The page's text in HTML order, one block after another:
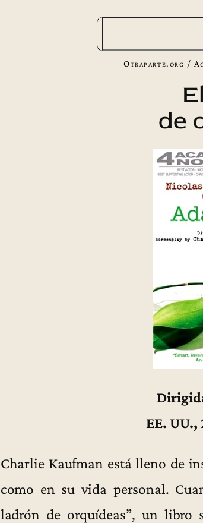
Otraparte.org /
de
EE. UU.,
Charlie Kaufman está lleno de
como en su vida personal.
ladrón de orquídeas”, un libro